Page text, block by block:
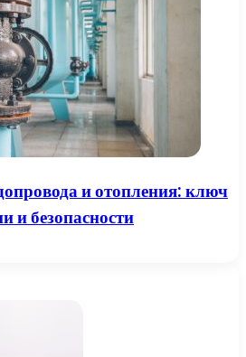
и отопления: ключ
и безопасности